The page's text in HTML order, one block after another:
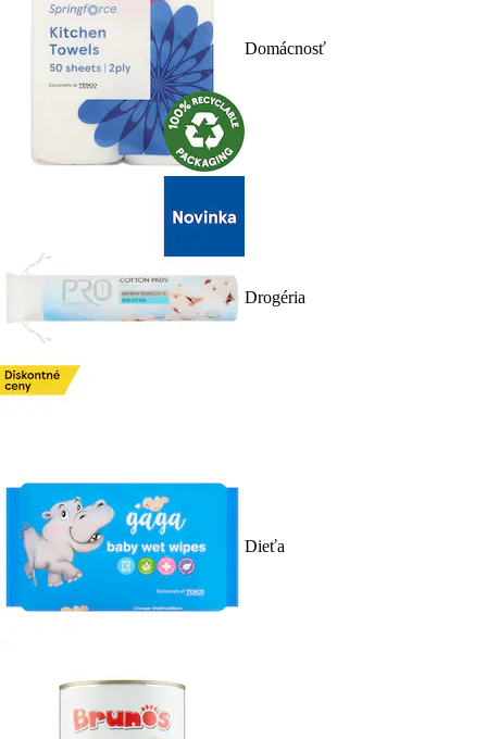
Domácnosť
Drogéria
Dieťa